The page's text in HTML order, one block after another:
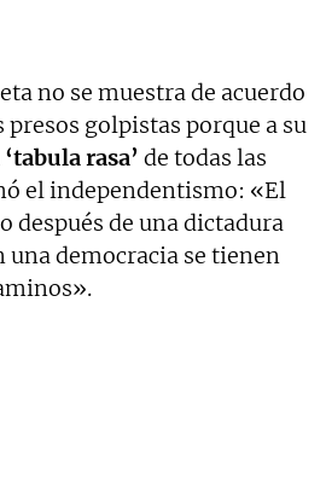
no se muestra de acuerdo
golpistas porque a su
rasa’ de todas las
el independentismo: «El
después de una dictadura
una democracia se tienen